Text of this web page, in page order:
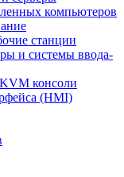
компьютеров
станции
и системы ввода-
консоли
(HMI)